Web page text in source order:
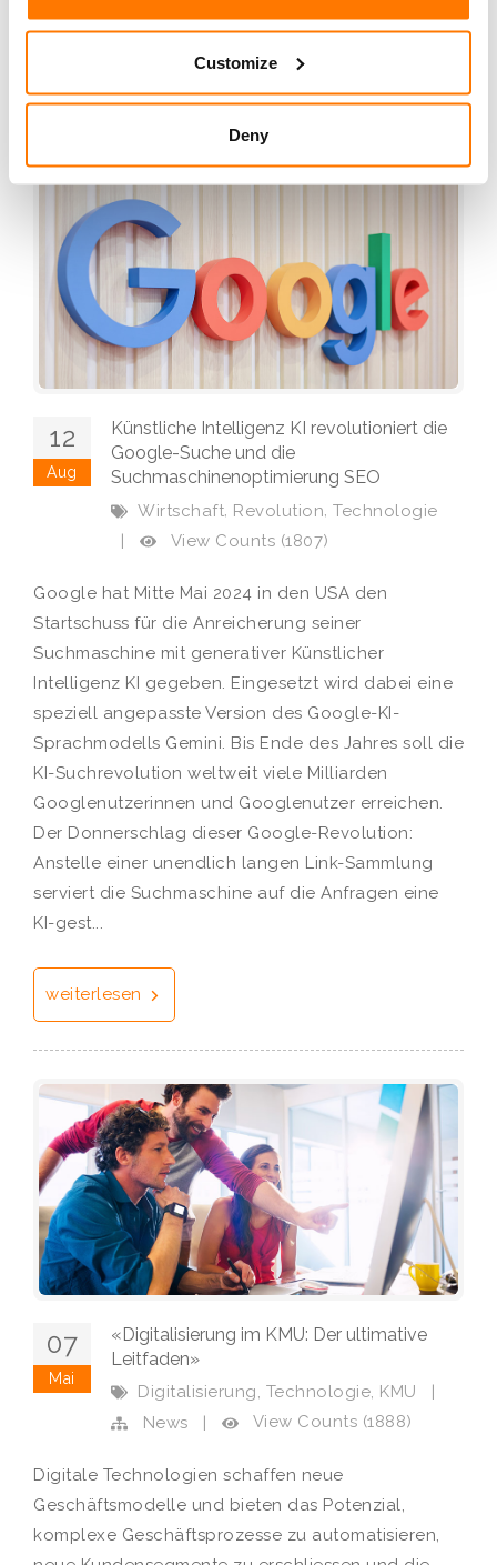
Customize
Deny
von andern Senioren f...
weiterlesen
12
Aug
Künstliche Intelligenz KI revolutioniert die
Google-Suche und die
Suchmaschinenoptimierung SEO
Wirtschaft, Revolution, Technologie
View Counts (1807)
Google hat Mitte Mai 2024 in den USA den
Startschuss für die Anreicherung seiner
Suchmaschine mit generativer Künstlicher
Intelligenz KI gegeben. Eingesetzt wird dabei eine
speziell angepasste Version des Google-KI-
Sprachmodells Gemini. Bis Ende des Jahres soll die
KI-Suchrevolution weltweit viele Milliarden
Googlenutzerinnen und Googlenutzer erreichen.
Der Donnerschlag dieser Google-Revolution:
Anstelle einer unendlich langen Link-Sammlung
serviert die Suchmaschine auf die Anfragen eine
KI-gest...
weiterlesen
07
Mai
«Digitalisierung im KMU: Der ultimative
Leitfaden»
Digitalisierung, Technologie, KMU
|
News
| View Counts (1888)
Digitale Technologien schaffen neue
Geschäftsmodelle und bieten das Potenzial,
komplexe Geschäftsprozesse zu automatisieren,